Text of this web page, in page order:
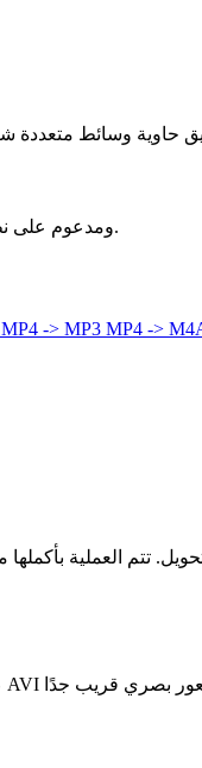
AVI (Audio Video Interleave) هو تنسيق حاوية فيديو كلاسيكي من Microsoft ومدعوم على نطاق واسع في البرامج القديمة.
MP4 -> MP3 MP4 ->